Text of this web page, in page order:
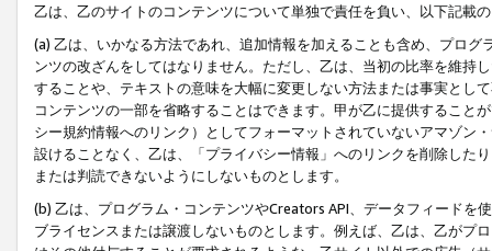
乙は、乙のサイトのコンテンツについて単独で責任を負い、以下記載
(a) 乙は、いかなる方法であれ、追加情報を加えることも含め、プロ
ンツの改ざんをしてはなりません。ただし、乙は、当初の比率を維持
することや、テキストの意味を大幅に変更しない方法または事実とし
コンテンツの一部を省略することはできます。甲が乙に提供すること
シー規約情報へのリンク）としてフォーマットされていないアマゾン
設けることなく、乙は、「プライバシー情報」へのリンクを削除した
または判読できないようにしないものとします。
(b) 乙は、プログラム・コンテンツやCreators API、データフィード
ブライセンスまたは譲渡しないものとします。例えば、乙は、乙がプ